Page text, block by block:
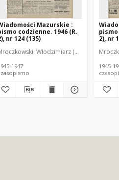
Redaktor
Mazurskie :
codzienne. 1946 (R.
nr 124 (135)
Włodzimierz (1902-1971).
1947
pismo
2), nr
1945-